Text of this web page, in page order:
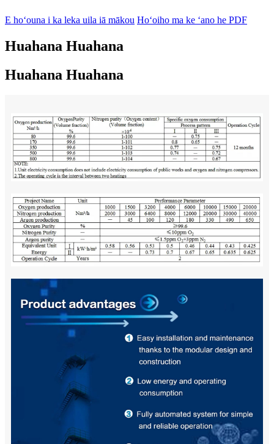
E hoʻouna i ka leka uila iā mākou Hoʻoiho ma ke ʻano he PDF
Huahana Huahana
Huahana Huahana